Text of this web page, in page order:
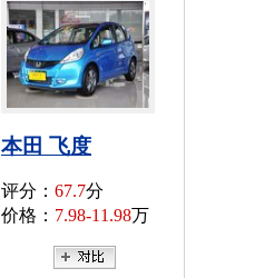
本田 飞度
评分： 67.7分
价格： 7.98-11.98万